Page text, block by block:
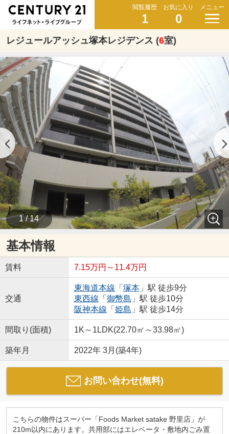
閲覧履歴
1
お気に入り
0
メニュー
レジュールアッシュ塚本レジデンス (6室)
1 / 14
基本情報
賃料 7.15万円～11.4万円
交通
東海道本線 「 塚本」駅 徒歩9分
東西線 「 御幣島 」駅 徒歩10分
阪神本線 「 姫島 」駅 徒歩14分
間取り(面積) 1K～1LDK(22.70㎡～33.98㎡)
築年月 2022年 3月(築4年)
お問い合わせ(無料)
こちらの物件はスーパー「Foods Market satake 野里店」が
210m以内にあります。共用部にはエレベータ・敷地内ごみ置